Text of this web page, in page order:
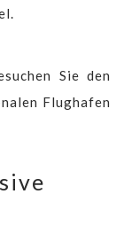
Sie den
Flughafen